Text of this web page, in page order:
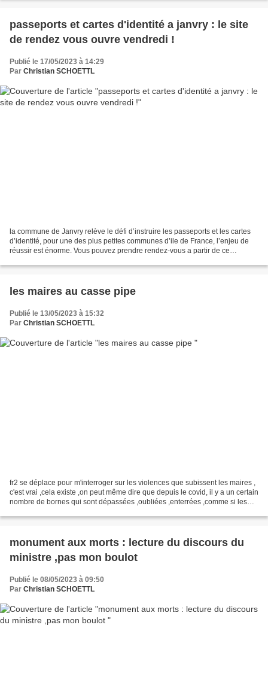
passeports et cartes d'identité a janvry : le site
de rendez vous ouvre vendredi !
Publié le 17/05/2023 à 14:29
Par Christian SCHOETTL
la commune de Janvry relève le défi d’instruire les passeports et les cartes
d’identité, pour une des plus petites communes d’ile de France, l’enjeu de
réussir est énorme. Vous pouvez prendre rendez-vous a partir de ce
les maires au casse pipe
Publié le 13/05/2023 à 15:32
Par Christian SCHOETTL
fr2 se déplace pour m'interroger sur les violences que subissent les maires ,
c'est vrai ,cela existe ,on peut même dire que depuis le covid, il y a un certain
nombre de bornes qui sont dépassées ,oubliées ,enterrées ,comme si les
monument aux morts : lecture du discours du
ministre ,pas mon boulot
Publié le 08/05/2023 à 09:50
Par Christian SCHOETTL